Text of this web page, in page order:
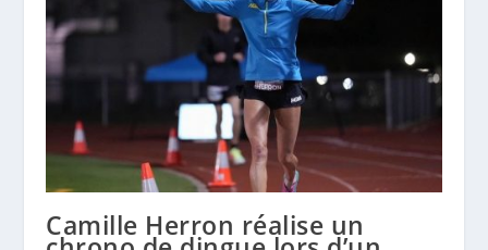
Camille Herron réalise un